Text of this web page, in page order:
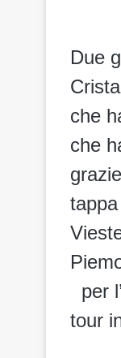
Due
che
che
per
tour